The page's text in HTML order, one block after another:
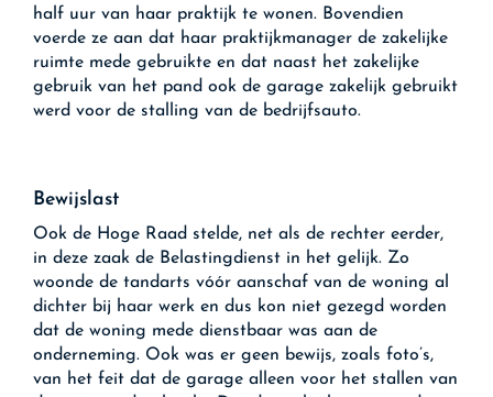
half uur van haar praktijk te wonen. Bovendien
voerde ze aan dat haar praktijkmanager de zakelijke
ruimte mede gebruikte en dat naast het zakelijke
gebruik van het pand ook de garage zakelijk gebruikt
werd voor de stalling van de bedrijfsauto.
Bewijslast
Ook de Hoge Raad stelde, net als de rechter eerder,
in deze zaak de Belastingdienst in het gelijk. Zo
woonde de tandarts vóór aanschaf van de woning al
dichter bij haar werk en dus kon niet gezegd worden
dat de woning mede dienstbaar was aan de
onderneming. Ook was er geen bewijs, zoals foto’s,
van het feit dat de garage alleen voor het stallen van